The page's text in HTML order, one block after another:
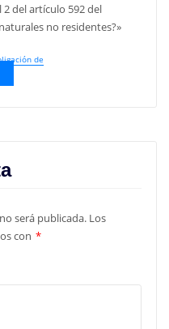
2 del artículo 592 del
no residentes?»
de
será publicada. Los
con *